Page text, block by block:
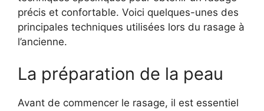
précis et confortable. Voici quelques-unes des
principales techniques utilisées lors du rasage à
l’ancienne.
La préparation de la peau
Avant de commencer le rasage, il est essentiel